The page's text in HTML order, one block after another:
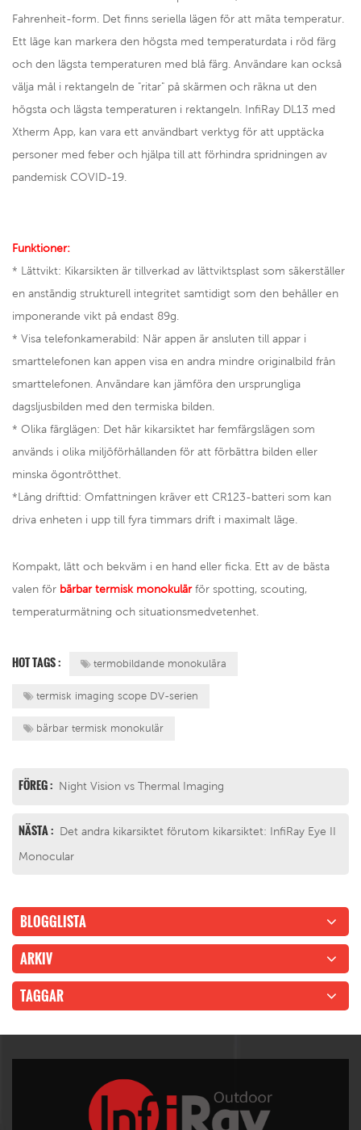
Fahrenheit-form. Det finns seriella lägen för att mäta temperatur.
Ett läge kan markera den högsta med temperaturdata i röd färg
och den lägsta temperaturen med blå färg. Användare kan också
välja mål i rektangeln de "ritar" på skärmen och räkna ut den
högsta och lägsta temperaturen i rektangeln. InfiRay DL13 med
Xtherm App, kan vara ett användbart verktyg för att upptäcka
personer med feber och hjälpa till att förhindra spridningen av
pandemisk COVID-19.
Funktioner:
* Lättvikt: Kikarsikten är tillverkad av lättviktsplast som säkerställer
en anständig strukturell integritet samtidigt som den behåller en
imponerande vikt på endast 89g.
* Visa telefonkamerabild: När appen är ansluten till appar i
smarttelefonen kan appen visa en andra mindre originalbild från
smarttelefonen. Användare kan jämföra den ursprungliga
dagsljusbilden med den termiska bilden.
* Olika färglägen: Det här kikarsiktet har femfärgslägen som
används i olika miljöförhållanden för att förbättra bilden eller
minska ögontrötthet.
*Lång drifttid: Omfattningen kräver ett CR123-batteri som kan
driva enheten i upp till fyra timmars drift i maximalt läge.
Kompakt, lätt och bekväm i en hand eller ficka. Ett av de bästa
valen för bärbar termisk monokulärför spotting, scouting,
temperaturmätning och situationsmedvetenhet.
HOT TAGS : termobildande monokulära
termisk imaging scope DV-serien
bärbar termisk monokulär
FÖREG : Night Vision vs Thermal Imaging
NÄSTA : Det andra kikarsiktet förutom kikarsiktet: InfiRay Eye II
Monocular
BLOGGLISTA
ARKIV
TAGGAR